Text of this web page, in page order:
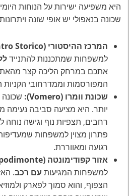
היא משפיעה ישירות על הנוחות
שכונה בנאפולי יש אופי שונה
המרכז ההיסטורי (Centro Storico):
למשפחות שמתכננות להתנייד
אתכם במרחק הליכה קצר
המפורסמות וממדרחובי הקניות
שכונת וומרו (Vomero):
יותר. היא מציעה סביבה נעימה
רחבים, תצפיות נוף וגישה נוחה
פתרון מצוין למשפחות
רגועה ומאווררת.
אזור קפודימונטה (Capodimonte):
למשפחות המגיעות עם רכב.
הצפוף, והוא סמוך לפארק